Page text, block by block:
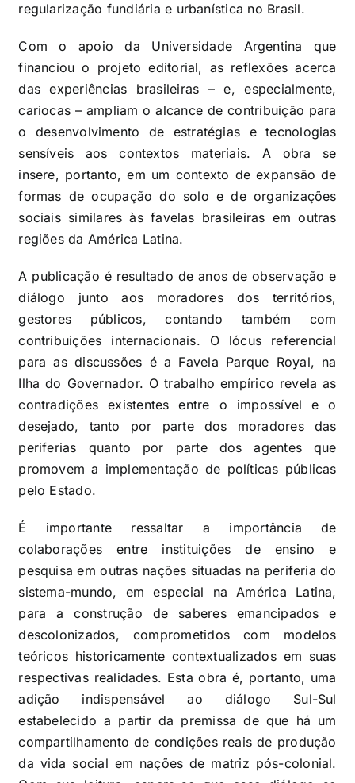
regularização fundiária e urbanística no Brasil.
Com o apoio da Universidade Argentina que
financiou o projeto editorial, as reflexões acerca
das experiências brasileiras – e, especialmente,
cariocas – ampliam o alcance de contribuição para
o desenvolvimento de estratégias e tecnologias
sensíveis aos contextos materiais. A obra se
insere, portanto, em um contexto de expansão de
formas de ocupação do solo e de organizações
sociais similares às favelas brasileiras em outras
regiões da América Latina.
A publicação é resultado de anos de observação e
diálogo junto aos moradores dos territórios,
gestores públicos, contando também com
contribuições internacionais. O lócus referencial
para as discussões é a Favela Parque Royal, na
Ilha do Governador. O trabalho empírico revela as
contradições existentes entre o impossível e o
desejado, tanto por parte dos moradores das
periferias quanto por parte dos agentes que
promovem a implementação de políticas públicas
pelo Estado.
É importante ressaltar a importância de
colaborações entre instituições de ensino e
pesquisa em outras nações situadas na periferia do
sistema-mundo, em especial na América Latina,
para a construção de saberes emancipados e
descolonizados, comprometidos com modelos
teóricos historicamente contextualizados em suas
respectivas realidades. Esta obra é, portanto, uma
adição indispensável ao diálogo Sul-Sul
estabelecido a partir da premissa de que há um
compartilhamento de condições reais de produção
da vida social em nações de matriz pós-colonial.